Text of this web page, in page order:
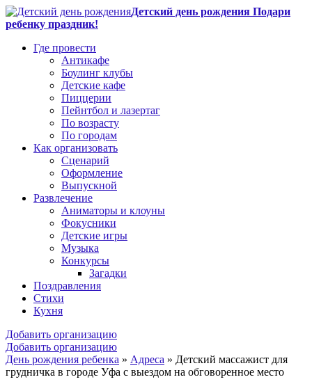
Детский день рождения Подари
ребенку праздник!
Где провести
Антикафе
Боулинг клубы
Детские кафе
Пиццерии
Пейнтбол и лазертаг
По возрасту
По городам
Как организовать
Сценарий
Оформление
Выпускной
Развлечение
Аниматоры и клоуны
Фокусники
Детские игры
Музыка
Конкурсы
Загадки
Поздравления
Стихи
Кухня
Добавить организацию
Добавить организацию
День рождения ребенка » Адреса » Детский массажист для
грудничка в городе Уфа с выездом на обговоренное место